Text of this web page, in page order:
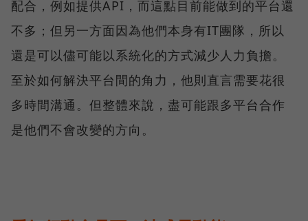
配合，例如提供API，而這點目前能做到的平台還
不多；但另一方面因為他們本身有IT團隊，所以
還是可以儘可能以系統化的方式減少人力負擔。
至於如何解決平台間的角力，他則直言需要花很
多時間溝通。但整體來說，盡可能跟多平台合作
是他們不會改變的方向。